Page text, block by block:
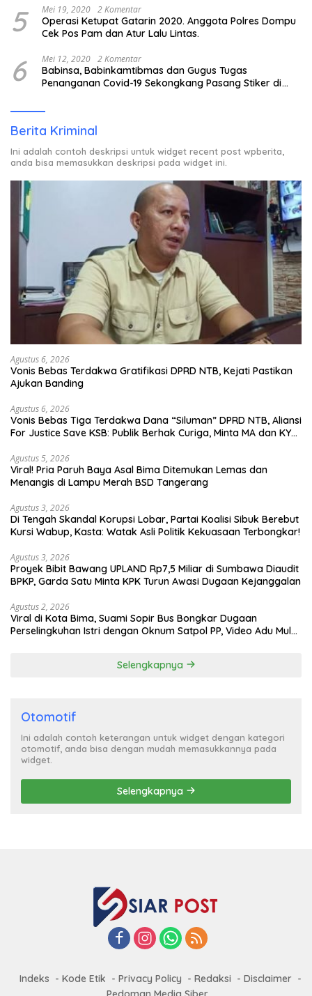
5 Mei 19, 2020 2 Komentar
Operasi Ketupat Gatarin 2020. Anggota Polres Dompu
Cek Pos Pam dan Atur Lalu Lintas.
6 Mei 12, 2020 2 Komentar
Babinsa, Babinkamtibmas dan Gugus Tugas
Penanganan Covid-19 Sekongkang Pasang Stiker di
Berita Kriminal
Ini adalah contoh deskripsi untuk widget recent post wpberita,
anda bisa memasukkan deskripsi pada widget ini.
Agustus 6, 2026
Vonis Bebas Terdakwa Gratifikasi DPRD NTB, Kejati Pastikan
Ajukan Banding
Agustus 6, 2026
Vonis Bebas Tiga Terdakwa Dana “Siluman” DPRD NTB, Aliansi
For Justice Save KSB: Publik Berhak Curiga, Minta MA dan KY
Agustus 5, 2026
Viral! Pria Paruh Baya Asal Bima Ditemukan Lemas dan
Menangis di Lampu Merah BSD Tangerang
Agustus 3, 2026
Di Tengah Skandal Korupsi Lobar, Partai Koalisi Sibuk Berebut
Kursi Wabup, Kasta: Watak Asli Politik Kekuasaan Terbongkar!
Agustus 3, 2026
Proyek Bibit Bawang UPLAND Rp7,5 Miliar di Sumbawa Diaudit
BPKP, Garda Satu Minta KPK Turun Awasi Dugaan Kejanggalan
Agustus 2, 2026
Viral di Kota Bima, Suami Sopir Bus Bongkar Dugaan
Perselingkuhan Istri dengan Oknum Satpol PP, Video Adu Mulut
Selengkapnya
Otomotif
Ini adalah contoh keterangan untuk widget dengan kategori
otomotif, anda bisa dengan mudah memasukkannya pada
widget.
Selengkapnya
Indeks Kode Etik Privacy Policy Redaksi
Disclaimer